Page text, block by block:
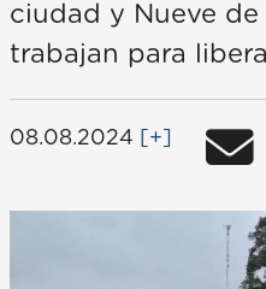
ciudad y Nueve
trabajan para
08.08.2024 [+]